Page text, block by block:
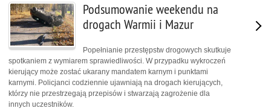
Podsumowanie weekendu na
drogach Warmii i Mazur
Popełnianie przestępstw drogowych skutkuje
spotkaniem z wymiarem sprawiedliwości. W przypadku wykroczeń
kierujący może zostać ukarany mandatem karnym i punktami
karnymi. Policjanci codziennie ujawniają na drogach kierujących,
którzy nie przestrzegają przepisów i stwarzają zagrożenie dla
innych uczestników.